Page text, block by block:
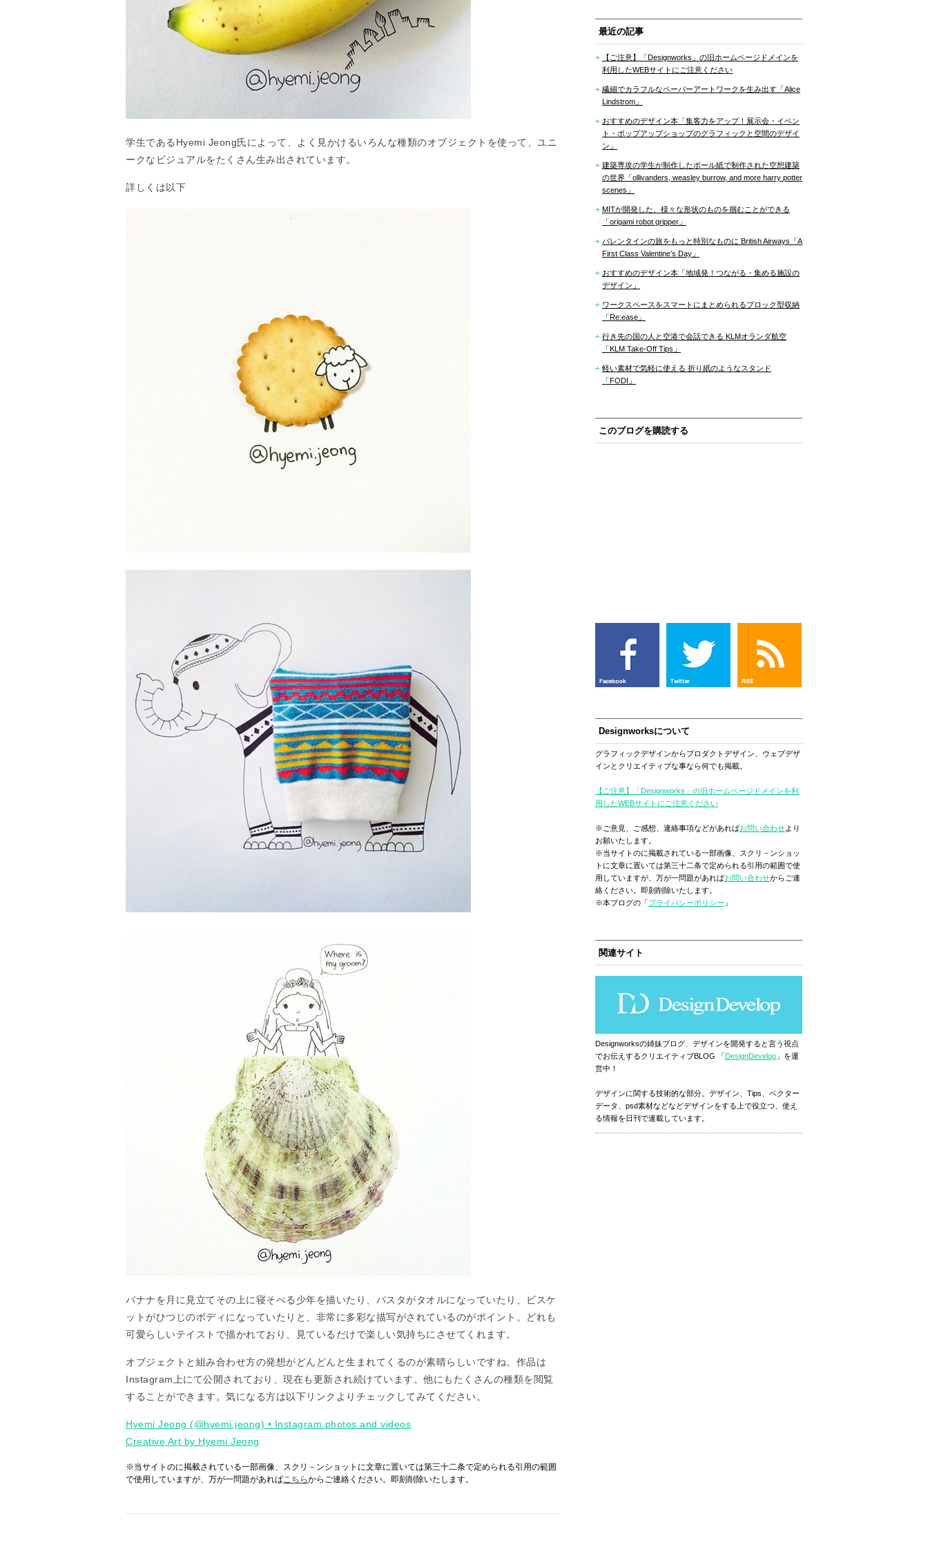
学生であるHyemi Jeong氏によって、よく見かけるいろんな種類のオブジェクトを使って、ユニ
ークなビジュアルをたくさん生み出されています。
詳しくは以下
バナナを月に見立てその上に寝そべる少年を描いたり、パスタがタオルになっていたり、ビスケ
ットがひつじのボディになっていたりと、非常に多彩な描写がされているのがポイント。どれも
可愛らしいテイストで描かれており、見ているだけで楽しい気持ちにさせてくれます。
オブジェクトと組み合わせ方の発想がどんどんと生まれてくるのが素晴らしいですね。作品は
Instagram上にて公開されており、現在も更新され続けています。他にもたくさんの種類を閲覧
することができます。気になる方は以下リンクよりチェックしてみてください。
Hyemi Jeong (@hyemi.jeong) • Instagram photos and videos
Creative Art by Hyemi Jeong
※当サイトのに掲載されている一部画像、スクリ－ンショットに文章に置いては第三十二条で定められる引用の範囲
で使用していますが、万が一問題があればこちらからご連絡ください。即刻削除いたします。
最近の記事
【ご注意】「Designworks」の旧ホームページドメインを
利用したWEBサイトにご注意ください
繊細でカラフルなペーパーアートワークを生み出す「Alice
Lindstrom」
おすすめのデザイン本「集客力をアップ！展示会・イベン
ト・ポップアップショップのグラフィックと空間のデザイ
ン」
建築専攻の学生が制作したボール紙で制作された空想建築
の世界「ollivanders, weasley burrow, and more harry potter
scenes」
MITが開発した、様々な形状のものを掴むことができる
「origami robot gripper」
バレンタインの旅をもっと特別なものに British Airways「A
First Class Valentine’s Day」
おすすめのデザイン本「地域発！つながる・集める施設の
デザイン」
ワークスペースをスマートにまとめられるブロック型収納
「Re:ease」
行き先の国の人と空港で会話できる KLMオランダ航空
「KLM Take-Off Tips」
軽い素材で気軽に使える 折り紙のようなスタンド
「FODI」
このブログを購読する
Designworksについて
グラフィックデザインからプロダクトデザイン、ウェブデザ
インとクリエイティブな事なら何でも掲載。
【ご注意】「Designworks」の旧ホームページドメインを利
用したWEBサイトにご注意ください
※ご意見、ご感想、連絡事項などがあればお問い合わせより
お願いたします。
※当サイトのに掲載されている一部画像、スクリ－ンショッ
トに文章に置いては第三十二条で定められる引用の範囲で使
用していますが、万が一問題があればお問い合わせからご連
絡ください。即刻削除いたします。
※本ブログの「プライバシーポリシー 」
関連サイト
Designworksの姉妹ブログ、デザインを開発すると言う視点
でお伝えするクリエイティブBLOG 「DesignDevelop 」を運
営中！
デザインに関する技術的な部分。デザイン、Tips、ベクター
データ、psd素材などなどデザインをする上で役立つ、使え
る情報を日刊で連載しています。